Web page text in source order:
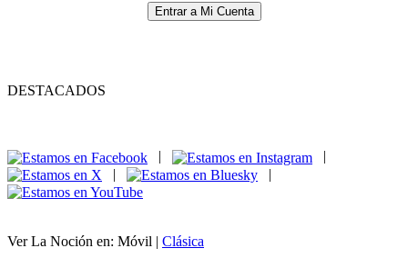
Entrar a Mi Cuenta
DESTACADOS
|
|
|
|
Ver La Noción en: Móvil | Clásica